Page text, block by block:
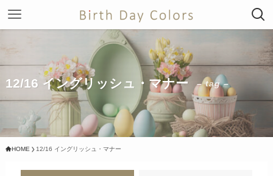
12/16 イングリッシュ・マナー – tag –
HOME 12/16 イングリッシュ・マナー